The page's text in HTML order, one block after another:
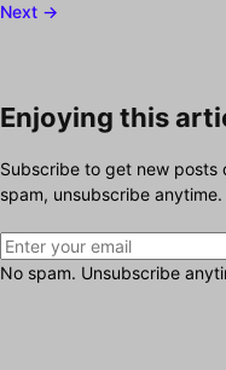
Next →
Enjoying this
Subscribe to get new
spam, unsubscribe anytime.
No spam. Unsubscribe